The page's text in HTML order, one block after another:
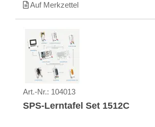
Auf Merkzettel
Art.-Nr.: 104013
SPS-Lerntafel Set 1512C